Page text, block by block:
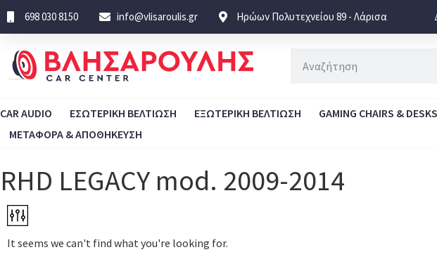
698 030 8150 info@vlisaroulis.gr Ηρώων Πολυτεχνείου 89 - Λάρισα
CAR AUDIO ΕΣΩΤΕΡΙΚΗ ΒΕΛΤΙΩΣΗ ΕΞΩΤΕΡΙΚΗ ΒΕΛΤΙΩΣΗ GAMING CHAIRS & DESKS
ΜΕΤΑΦΟΡΑ & ΑΠΟΘΗΚΕΥΣΗ
RHD LEGACY mod. 2009-2014
It seems we can't find what you're looking for.